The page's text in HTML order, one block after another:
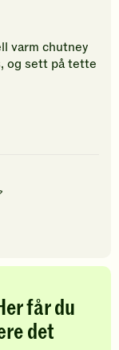
varm chutney
og sett på tette
får du
det